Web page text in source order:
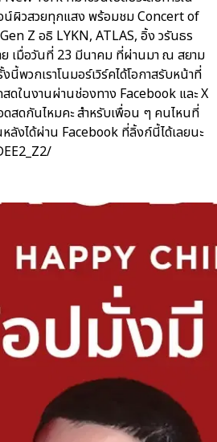
น์ผิวสวยทุกแสง พร้อมชม Concert of
Z อธิ LYKN, ATLAS, อิ้ง วรันธร
เมื่อวันที่ 23 มีนาคม ที่ผ่านมา ณ สยาม
นี้พวกเราโนมอร์เวิร์คได้โอกาสรับหน้าที่
ดในงานผ่านช่องทาง Facebook และ X
ดสดกันไหมคะ สำหรับเพื่อน ๆ คนไหนที่
ลังได้ผ่าน Facebook ที่ลิ้งก์นี้ได้เลยนะ